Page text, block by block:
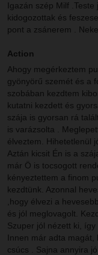
Igazán szép Milf
kidogozottak és
pont a zsánerem .
Action
Ahogy megérkeztem
gyönyörű szemét és a
szobában kezdtem
kutatni kezdett és
szája is gyorsan rá
is varázsolta .
élveztem. Hihetetlenül
Aztán kicsit Én is a
már Ö is tocsogott
kényeztettem a finom
kezdtünk. Azonnal
,hogy élvezi a
és jól meglovagolt.
Szuper jól nézett ki,
Innen már adta
csúcs . Sajna annyira